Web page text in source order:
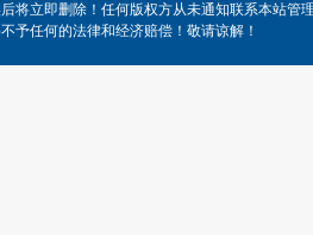
将立即删除！任何版权方从未通知联系本站管
予任何的法律和经济赔偿！敬请谅解！